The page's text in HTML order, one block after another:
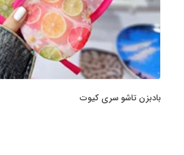
بادبزن تاشو سری کیوت